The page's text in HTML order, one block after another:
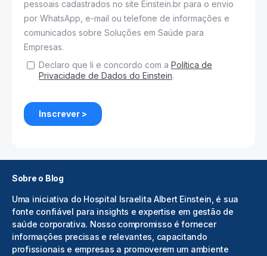
Sobre o Blog
Uma iniciativa do Hospital Israelita Albert Einstein, é sua
fonte confiável para insights e expertise em gestão de
saúde corporativa. Nosso compromisso é fornecer
informações precisas e relevantes, capacitando
profissionais e empresas a promoverem um ambiente